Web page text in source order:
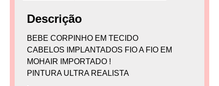
Descrição
BEBE CORPINHO EM TECIDO
CABELOS IMPLANTADOS FIO A FIO EM
MOHAIR IMPORTADO !
PINTURA ULTRA REALISTA